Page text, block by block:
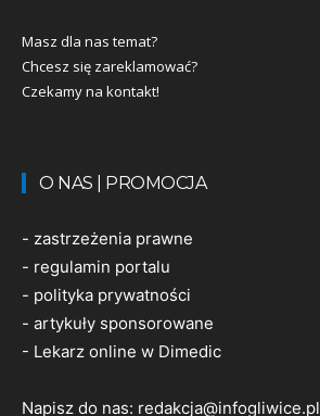
Masz dla nas temat?
Chcesz się zareklamować?
Czekamy na kontakt!
O NAS | PROMOCJA
- zastrzeżenia prawne
- regulamin portalu
- polityka prywatności
- artykuły sponsorowane
- Lekarz online w Dimedic
Napisz do nas: redakcja@infogliwice.pl